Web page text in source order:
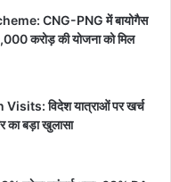
CNG-PNG में बायोगैस
करोड़ की योजना को मिल
विदेश यात्राओं पर खर्च
का बड़ा खुलासा